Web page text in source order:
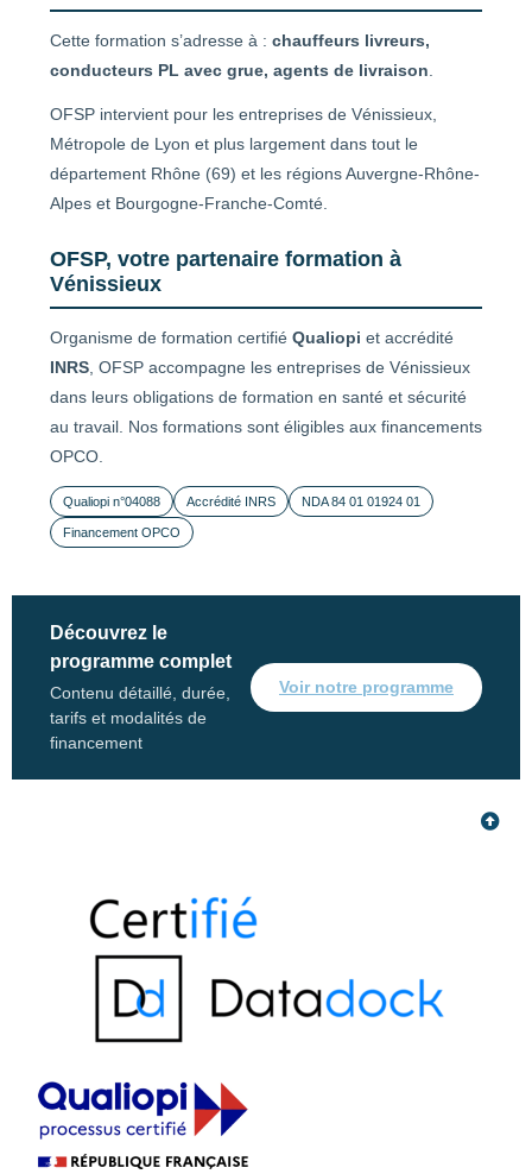
Cette formation s’adresse à : chauffeurs livreurs,
conducteurs PL avec grue, agents de livraison
OFSP intervient pour les entreprises de Vénissieux,
Métropole de Lyon et plus largement dans tout le
département Rhône (69) et les régions Auvergne-Rhône-
Alpes et Bourgogne-Franche-Comté.
OFSP, votre partenaire formation à
Vénissieux
Organisme de formation certifié Qualiopi et accrédité
INRS , OFSP accompagne les entreprises de Vénissieux
dans leurs obligations de formation en santé et sécurité
au travail. Nos formations sont éligibles aux financements
OPCO.
Qualiopi n°04088 Accrédité INRS NDA 84 01 01924 01
Financement OPCO
Découvrez le
programme complet
Contenu détaillé, durée,
tarifs et modalités de
financement
Voir notre programme